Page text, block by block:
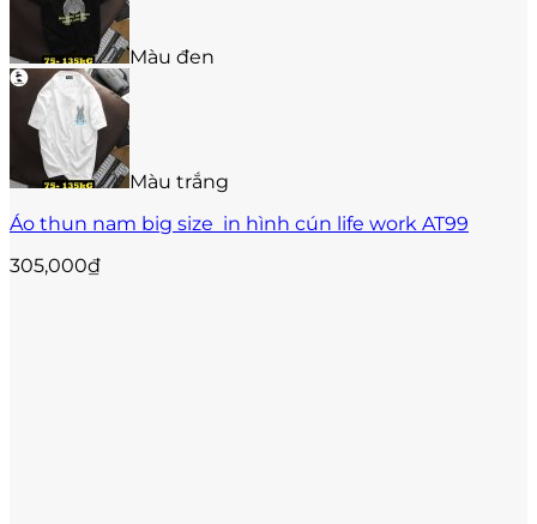
nhiều
biến
thể.
Các
tùy
chọn
thể
chọn
trang
Màu đen
Màu trắng
Áo thun nam big size in hình cún life work AT99
305,000₫